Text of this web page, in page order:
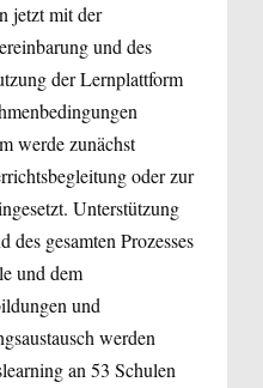
jetzt mit der
und des
der Lernplattform
werde zunächst
oder zur
Unterstützung
des gesamten Prozesses
und dem
und
werden
an 53 Schulen